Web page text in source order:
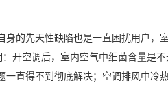
的先天性缺陷也是一直困扰用户，
开空调后，室内空气中细菌含量是
直得不到彻底解决；空调排风中冷